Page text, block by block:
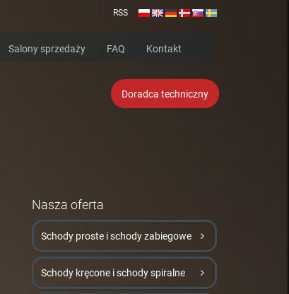
RSS
Salony sprzedaży FAQ Kontakt
Doradca techniczny
Nasza oferta
Schody proste i schody zabiegowe
Schody kręcone i schody spiralne